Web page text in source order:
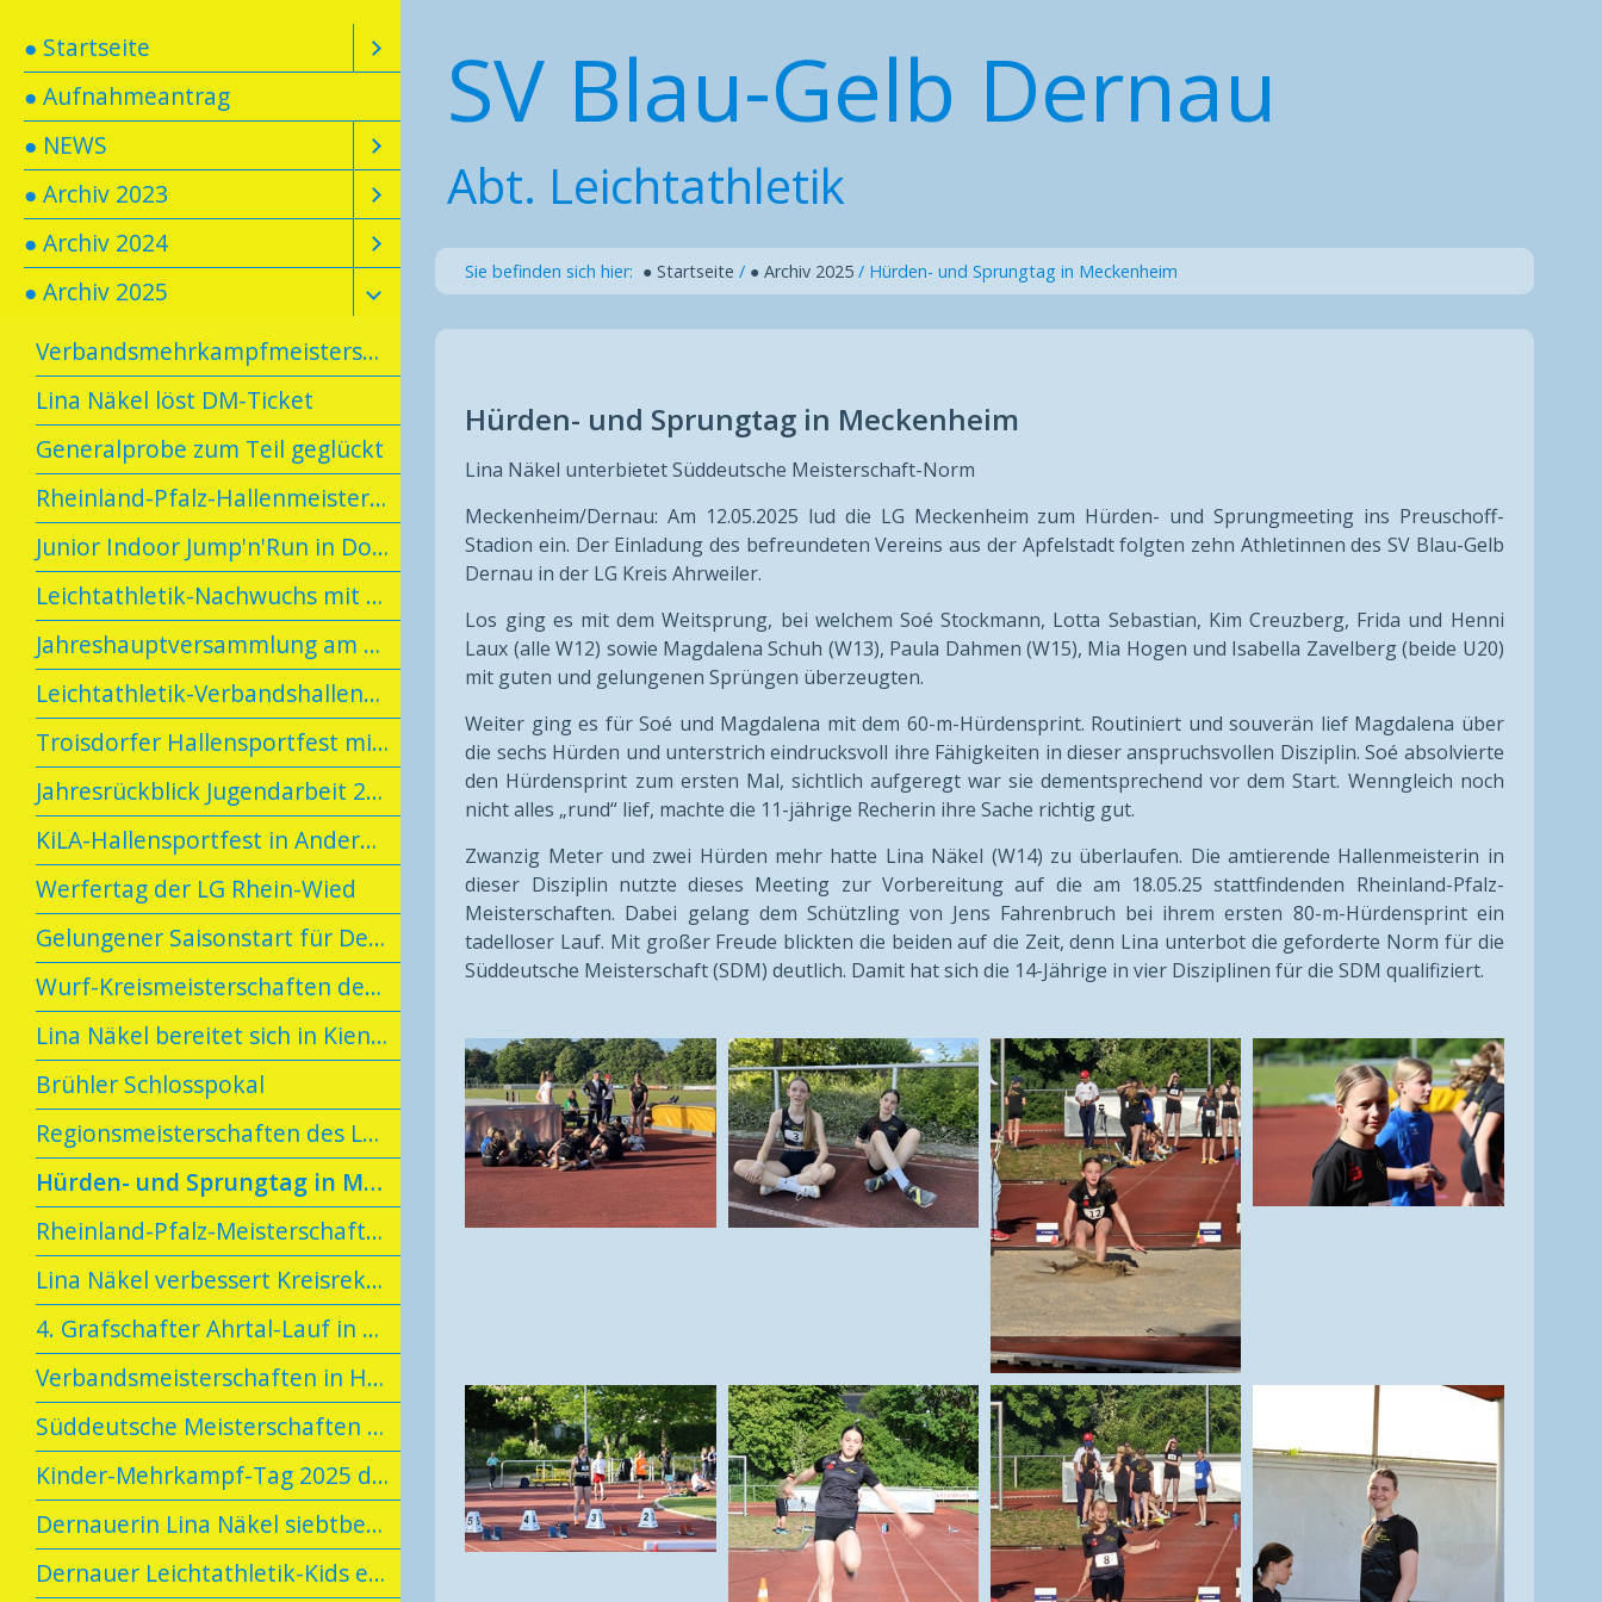
● Startseite
● Aufnahmeantrag
● NEWS
● Archiv 2023
● Archiv 2024
● Archiv 2025
Verbandsmehrkampfmeisterschaft in Konz
Lina Näkel löst DM-Ticket
Generalprobe zum Teil geglückt
Rheinland-Pfalz-Hallenmeisterschaften U20/U16
Junior Indoor Jump'n'Run in Dortmund
Leichtathletik-Nachwuchs mit Spaß und Erfolg beim U14-Talent-Meeting
Jahreshauptversammlung am 19.02.2025
Leichtathletik-Verbandshallenmeisterschaften Rheinhessen/Rheinland
Troisdorfer Hallensportfest mit Dernauer Beteiligung
Jahresrückblick Jugendarbeit 2024
KiLA-Hallensportfest in Andernach
Werfertag der LG Rhein-Wied
Gelungener Saisonstart für Dernauer Leichtathletinnen in Diez
Wurf-Kreismeisterschaften der LG Kreis Ahrweiler
Lina Näkel bereitet sich in Kienbaum vor
Brühler Schlosspokal
Regionsmeisterschaften des Leichtathletikverbandes Rheinhessen-Rheinland
Hürden- und Sprungtag in Meckenheim
Rheinland-Pfalz-Meisterschaften U20/U16 in Neuwied
Lina Näkel verbessert Kreisrekord
4. Grafschafter Ahrtal-Lauf in Vettelhoven
Verbandsmeisterschaften in Hachenburg
Süddeutsche Meisterschaften in der U23/U16
Kinder-Mehrkampf-Tag 2025 der LG Meckenheim
Dernauerin Lina Näkel siebtbeste Mehrkämpferin (W14) in Deutschland
Dernauer Leichtathletik-Kids erlangen das Tim-Lobinger-Athletik-Abzeichen
SV Blau-Gelb Dernau
Abt. Leichtathletik
Sie befinden sich hier: ● Startseite / ● Archiv 2025 / Hürden- und Sprungtag in Meckenheim
Hürden- und Sprungtag in Meckenheim
Lina Näkel unterbietet Süddeutsche Meisterschaft-Norm
Meckenheim/Dernau: Am 12.05.2025 lud die LG Meckenheim zum Hürden- und Sprungmeeting ins Preuschoff-
Stadion ein. Der Einladung des befreundeten Vereins aus der Apfelstadt folgten zehn Athletinnen des SV Blau-Gelb
Dernau in der LG Kreis Ahrweiler.
Los ging es mit dem Weitsprung, bei welchem Soé Stockmann, Lotta Sebastian, Kim Creuzberg, Frida und Henni
Laux (alle W12) sowie Magdalena Schuh (W13), Paula Dahmen (W15), Mia Hogen und Isabella Zavelberg (beide U20)
mit guten und gelungenen Sprüngen überzeugten.
Weiter ging es für Soé und Magdalena mit dem 60-m-Hürdensprint. Routiniert und souverän lief Magdalena über
die sechs Hürden und unterstrich eindrucksvoll ihre Fähigkeiten in dieser anspruchsvollen Disziplin. Soé absolvierte
den Hürdensprint zum ersten Mal, sichtlich aufgeregt war sie dementsprechend vor dem Start. Wenngleich noch
nicht alles „rund“ lief, machte die 11-jährige Recherin ihre Sache richtig gut.
Zwanzig Meter und zwei Hürden mehr hatte Lina Näkel (W14) zu überlaufen. Die amtierende Hallenmeisterin in
dieser Disziplin nutzte dieses Meeting zur Vorbereitung auf die am 18.05.25 stattfindenden Rheinland-Pfalz-
Meisterschaften. Dabei gelang dem Schützling von Jens Fahrenbruch bei ihrem ersten 80-m-Hürdensprint ein
tadelloser Lauf. Mit großer Freude blickten die beiden auf die Zeit, denn Lina unterbot die geforderte Norm für die
Süddeutsche Meisterschaft (SDM) deutlich. Damit hat sich die 14-Jährige in vier Disziplinen für die SDM qualifiziert.